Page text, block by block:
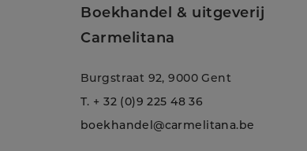
Boekhandel & uitgeverij
Carmelitana
Burgstraat 92, 9000 Gent
T. + 32 (0)9 225 48 36
boekhandel@carmelitana.be